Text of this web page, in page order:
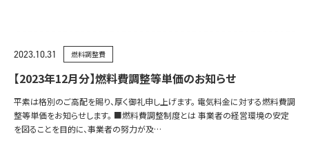
2023.10.31 燃料調整費
【2023年12月分】燃料費調整等単価のお知らせ
平素は格別のご高配を賜り、厚く御礼申し上げます。 電気料金に対する燃料費調
整等単価をお知らせします。 ■燃料費調整制度とは 事業者の経営環境の安定
を図ることを目的に、事業者の努力が及…